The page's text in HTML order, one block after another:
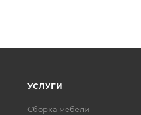
УСЛУГИ
Сборка мебели